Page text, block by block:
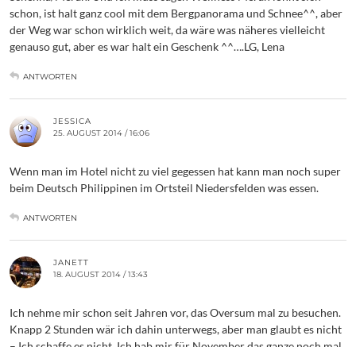
schon, ist halt ganz cool mit dem Bergpanorama und Schnee^^, aber
der Weg war schon wirklich weit, da wäre was näheres vielleicht
genauso gut, aber es war halt ein Geschenk ^^….LG, Lena
ANTWORTEN
JESSICA
25. AUGUST 2014 / 16:06
Wenn man im Hotel nicht zu viel gegessen hat kann man noch super
beim Deutsch Philippinen im Ortsteil Niedersfelden was essen.
ANTWORTEN
JANETT
18. AUGUST 2014 / 13:43
Ich nehme mir schon seit Jahren vor, das Oversum mal zu besuchen.
Knapp 2 Stunden wär ich dahin unterwegs, aber man glaubt es nicht